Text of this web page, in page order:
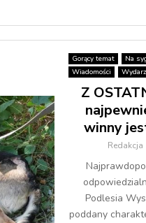
Gorący temat Na
Wiadomości
Z
winny
Redakcja
Podlesia
poddany